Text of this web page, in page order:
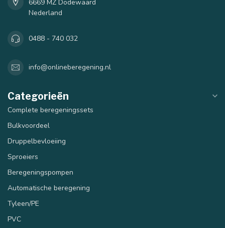
6669 MZ Dodewaard
Nederland
0488 - 740 032
info@onlineberegening.nl
Categorieën
Complete beregeningssets
Bulkvoordeel
Druppelbevloeiing
Sproeiers
Beregeningspompen
Automatische beregening
Tyleen/PE
PVC